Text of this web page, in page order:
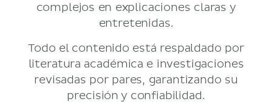
complejos en explicaciones claras y
entretenidas.
Todo el contenido está respaldado por
literatura académica e investigaciones
revisadas por pares, garantizando su
precisión y confiabilidad.